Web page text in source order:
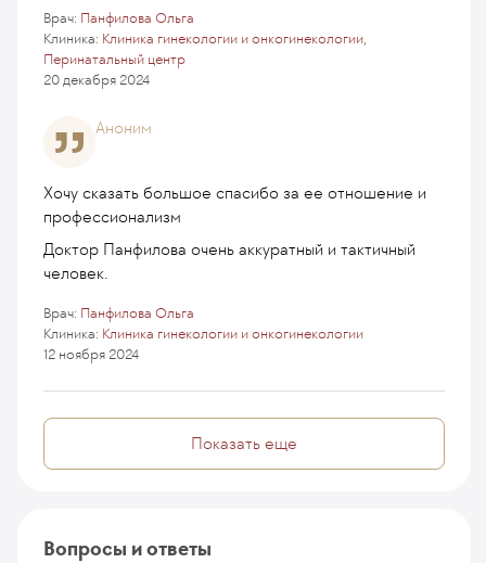
Клиника: Клиника гинекологии и онкогинекологии,
Перинатальный центр
Врач: Панфилова Ольга
20 декабря 2024
Аноним
Хочу сказать большое спасибо за ее отношение и
профессионализм
Доктор Панфилова очень аккуратный и тактичный
человек.
Клиника: Клиника гинекологии и онкогинекологии
Врач: Панфилова Ольга
12 ноября 2024
Показать еще
Вопросы и ответы